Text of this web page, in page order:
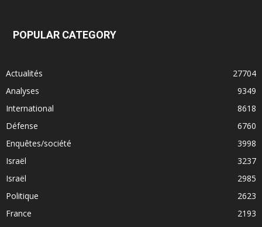
POPULAR CATEGORY
Actualités
27704
Analyses
9349
International
8618
Défense
6760
Enquêtes/société
3998
Israël
3237
Israël
2985
Politique
2623
France
2193